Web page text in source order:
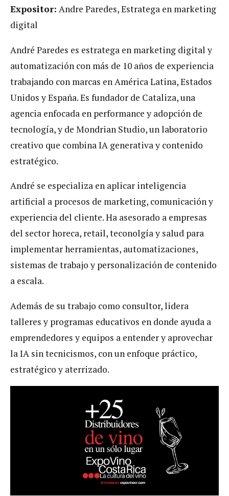
Expositor: Andre Paredes, Estratega en marketing
digital
André Paredes es estratega en marketing digital y
automatización con más de 10 años de experiencia
trabajando con marcas en América Latina, Estados
Unidos y España. Es fundador de Cataliza, una
agencia enfocada en performance y adopción de
tecnología, y de Mondrian Studio, un laboratorio
creativo que combina IA generativa y contenido
estratégico.
André se especializa en aplicar inteligencia
artificial a procesos de marketing, comunicación y
experiencia del cliente. Ha asesorado a empresas
del sector horeca, retail, teconolgía y salud para
implementar herramientas, automatizaciones,
sistemas de trabajo y personalización de contenido
a escala.
Además de su trabajo como consultor, lidera
talleres y programas educativos en donde ayuda a
emprendedores y equipos a entender y aprovechar
la IA sin tecnicismos, con un enfoque práctico,
estratégico y aterrizado.